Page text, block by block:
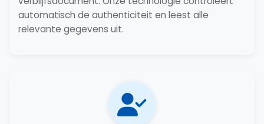
automatisch de authenticiteit en leest alle
relevante gegevens uit.